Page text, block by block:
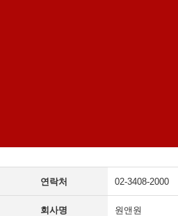
연락처 02-3408-2000
회사명 원앤원